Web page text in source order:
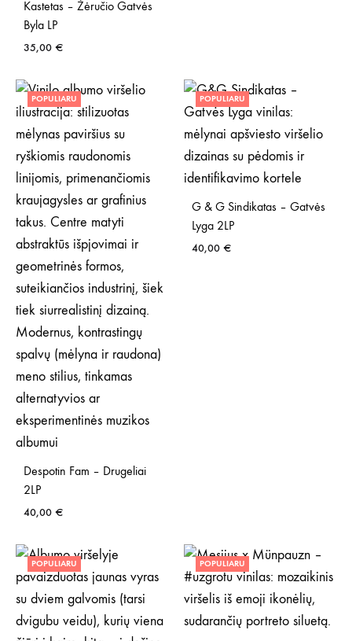
Kastetas – Žėručio Gatvės
Byla LP
35,00 €
POPULIARU
Despotin Fam – Drugeliai
2LP
40,00 €
POPULIARU
G & G Sindikatas – Gatvės
Lyga 2LP
40,00 €
POPULIARU POPULIARU